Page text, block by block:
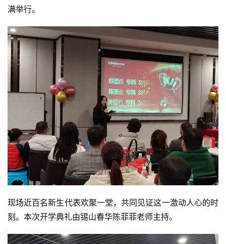
满举行。
现场近百名新生代表欢聚一堂，共同见证这一激动人心的时
刻。本次开学典礼由锡山春华陈菲菲老师主持。